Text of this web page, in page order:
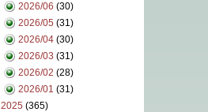
2026/06 (30)
2026/05 (31)
2026/04 (30)
2026/03 (31)
2026/02 (28)
2026/01 (31)
2025 (365)